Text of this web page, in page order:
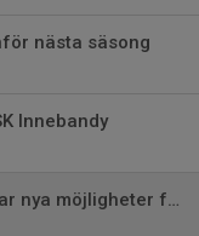
nästa säsong
Innebandy
Ulvsunda Idrottscentrum öppnar nya möjligheter för Hässelby Innebandy